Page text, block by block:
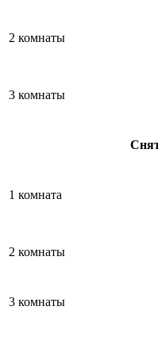
2 комнаты
3 комнаты
1 комната
2 комнаты
3 комнаты